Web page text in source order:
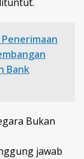
Bank
Bukan
jawab